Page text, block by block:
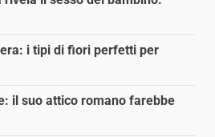
i tipi di fiori perfetti per
il suo attico romano farebbe